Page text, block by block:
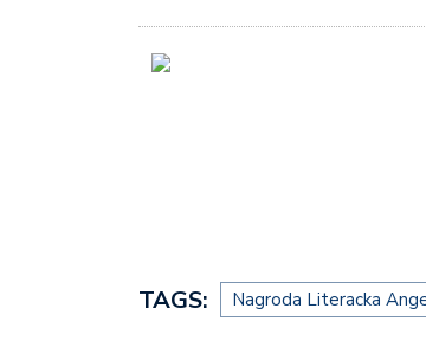
TAGS: Nagroda Literacka